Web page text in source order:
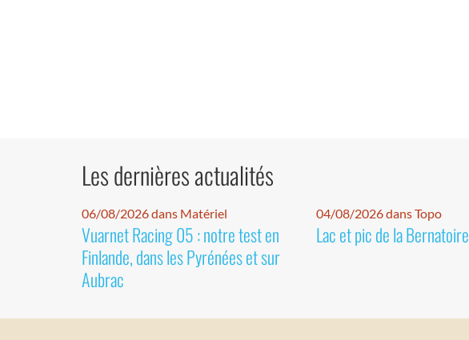
Les dernières actualités
06/08/2026 dans Matériel
Vuarnet Racing 05 : notre test en
Finlande, dans les Pyrénées et sur
Aubrac
04/08/2026 dans Topo
Lac et pic de la Bernatoire